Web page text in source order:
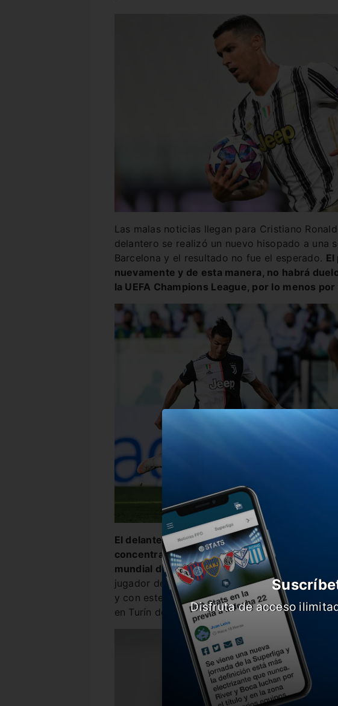
Las malas noticias llegan para Cristiano
delantero se realizó un nuevo hisopado a una
Barcelona y el resultado no fue el esperado.
nuevamente y de esta manera, no habrá
la UEFA Champions League, por lo menos por
El delantero, había dado positivo el 14 de
concentrado con la selección portuguesa y
mundial de Qatar 2022.Pero debido al
jugador debe dar negativo por lo menos una
y con este nuevo resultado no podrá estar
en Turín desde las 17 horas.
Disfruta de acceso